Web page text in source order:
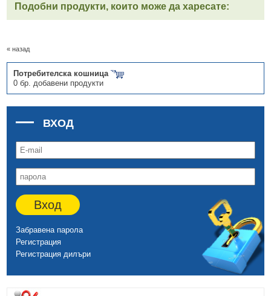
Подобни продукти, които може да харесате:
« назад
Потребителска кошница
0 бр. добавени продукти
ВХОД
Вход
Забравена парола
Регистрация
Регистрация дилъри